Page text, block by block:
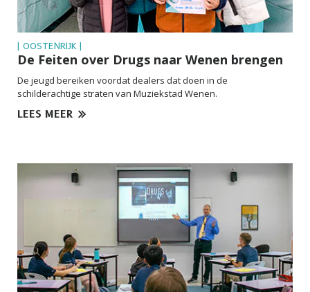
| OOSTENRIJK |
De Feiten over Drugs naar Wenen brengen
De jeugd bereiken voordat dealers dat doen in de
schilderachtige straten van Muziekstad Wenen.
LEES MEER